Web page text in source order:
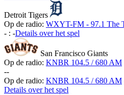
Detroit Tigers
Op de radio: WXYT-FM - 97.1 The
- : -Details over het spel
San Francisco Giants
Op de radio: KNBR 104.5 / 680 AM
--
Op de radio: KNBR 104.5 / 680 AM
Details over het spel